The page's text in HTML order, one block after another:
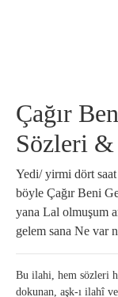
Çağır
Sözleri &
Yedi/ yirmi dört
böyle Çağır Beni
yana Lal olmuşum
gelem sana Ne var
Bu ilahi, hem sözleri
dokunan, aşk-ı ilahî